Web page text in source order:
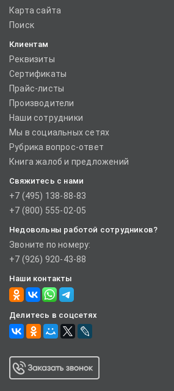
Карта сайта
Поиск
Клиентам
Реквизиты
Сертификаты
Прайс-листы
Производители
Наши сотрудники
Мы в социальных сетях
Рубрика вопрос-ответ
Книга жалоб и предложений
Свяжитесь с нами
+7 (495) 138-88-83
+7 (800) 555-02-05
Недовольны работой сотрудников?
Звоните по номеру:
+7 (926) 920-43-88
Наши контакты
Делитесь в соцсетях